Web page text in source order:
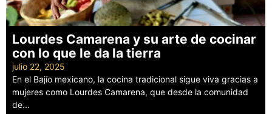
Lourdes Camarena y su arte de cocinar
con lo que le da la tierra
julio 22, 2025
En el Bajío mexicano, la cocina tradicional sigue viva gracias a
mujeres como Lourdes Camarena, que desde la comunidad
de...